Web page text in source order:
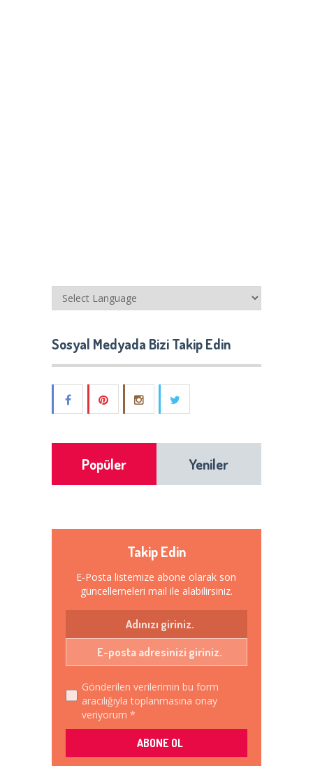
Sosyal Medyada Bizi Takip Edin
Popüler Yeniler
Takip Edin
E-Posta listemize abone olarak son
güncellemeleri mail ile alabilirsiniz.
Gönderilen verilerimin bu form
aracılığıyla toplanmasına onay
veriyorum *